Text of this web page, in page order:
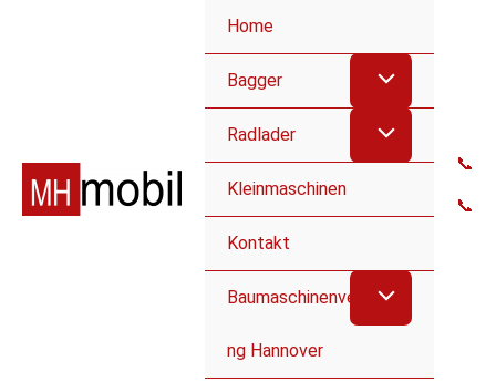
Home
Bagger
Radlader
Kleinmaschinen
Kontakt
Baumaschinenvermietu
ng Hannover
📞
📞